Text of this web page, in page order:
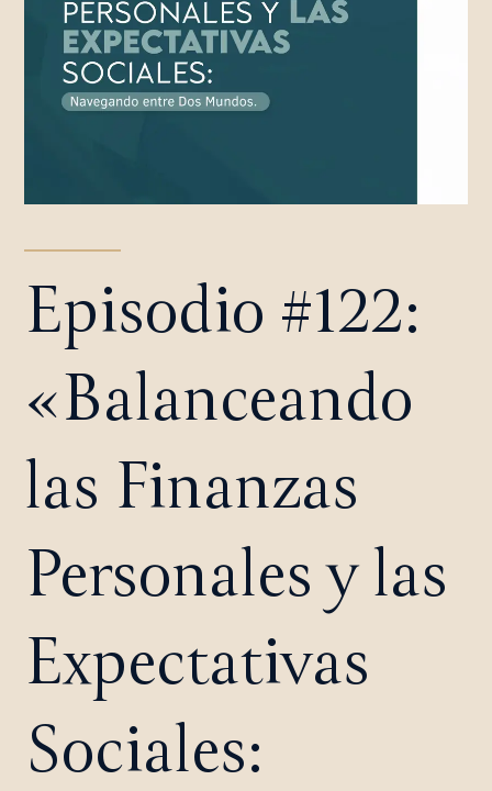
Episodio #122:
«Balanceando
las Finanzas
Personales y las
Expectativas
Sociales: